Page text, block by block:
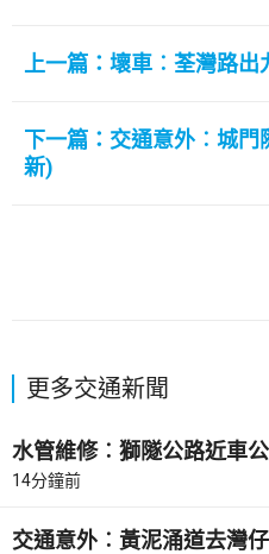
上一篇：壞車︰荃灣路
下一篇：交通意外︰城
新)
更多交通新聞
水管維修︰獅隧公路近車
14分鐘前
交通意外︰黃泥涌道去灣